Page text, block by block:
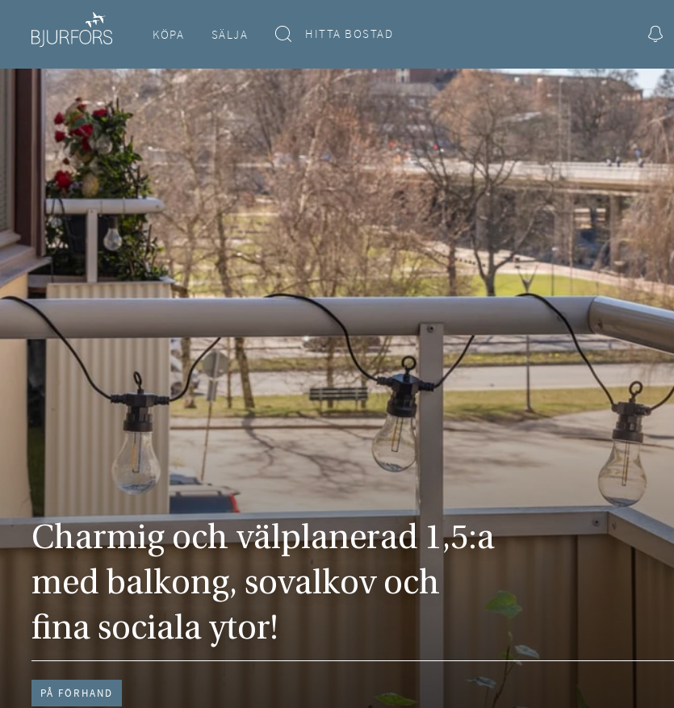
KÖPA SÄLJA HITTA BOSTAD
Charmig och välplanerad 1,5:a
med balkong, sovalkov och
fina sociala ytor!
PÅ FÖRHAND